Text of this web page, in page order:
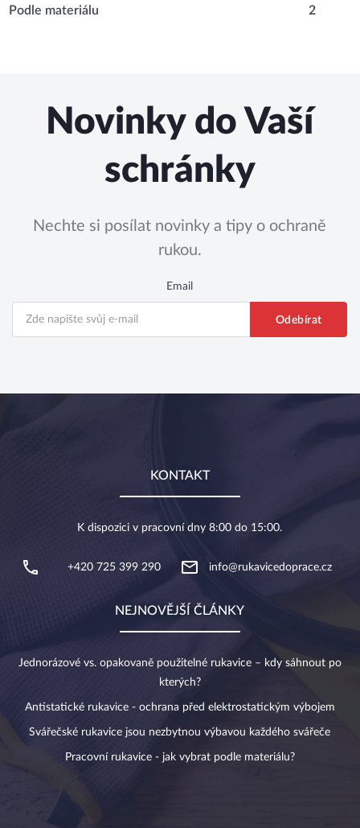
Podle materiálu 2
Novinky do Vaší
schránky
Nechte si posílat novinky a tipy o ochraně
rukou.
Email
KONTAKT
K dispozici v pracovní dny 8:00 do 15:00.
+420 725 399 290 info@rukavicedoprace.cz
NEJNOVĚJŠÍ ČLÁNKY
Jednorázové vs. opakovaně použitelné rukavice – kdy sáhnout po
kterých?
Antistatické rukavice - ochrana před elektrostatickým výbojem
Svářečské rukavice jsou nezbytnou výbavou každého svářeče
Pracovní rukavice - jak vybrat podle materiálu?